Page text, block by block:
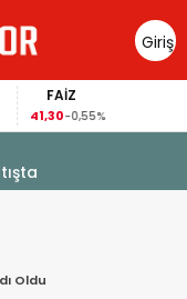
Giriş
Yap
FAİZ
41,30-0,55%
Oldu